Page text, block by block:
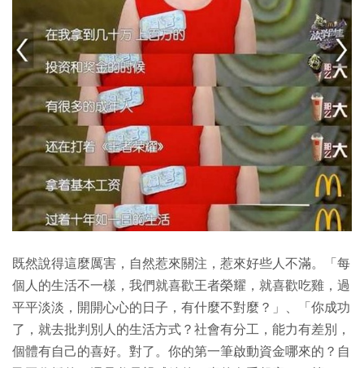
既然說得這麼厲害，自然惹來關注，惹來好些人不滿。「每
個人的生活不一樣，我們就喜歡王者榮耀，就喜歡吃雞，過
平平淡淡，開開心心的日子，有什麼不對麼？」、「你成功
了，就去批判別人的生活方式？社會有分工，能力有差別，
個體有自己的喜好。對了。你的第一筆啟動資金哪來的？自